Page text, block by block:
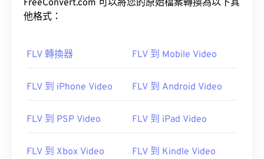
FreeConvert.com 可以將您的原始檔案轉換為以下其
他格式：
FLV 轉換器 FLV 到 Mobile Video
FLV 到 iPhone Video FLV 到 Android Video
FLV 到 PSP Video FLV 到 iPad Video
FLV 到 Xbox Video FLV 到 Kindle Video